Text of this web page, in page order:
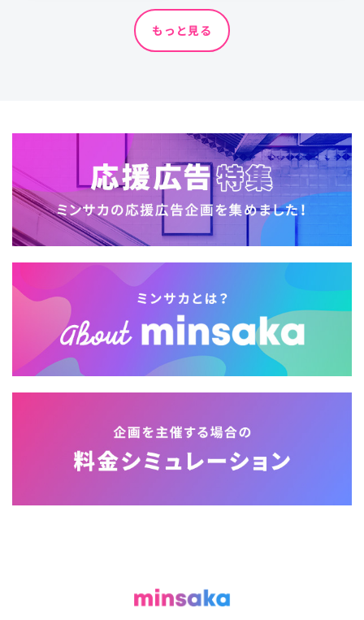
もっと見る